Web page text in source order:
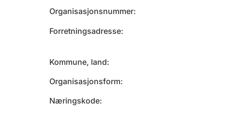
Organisasjonsnummer
Forretningsadresse
Kommune, land
Organisasjonsform
Næringskode